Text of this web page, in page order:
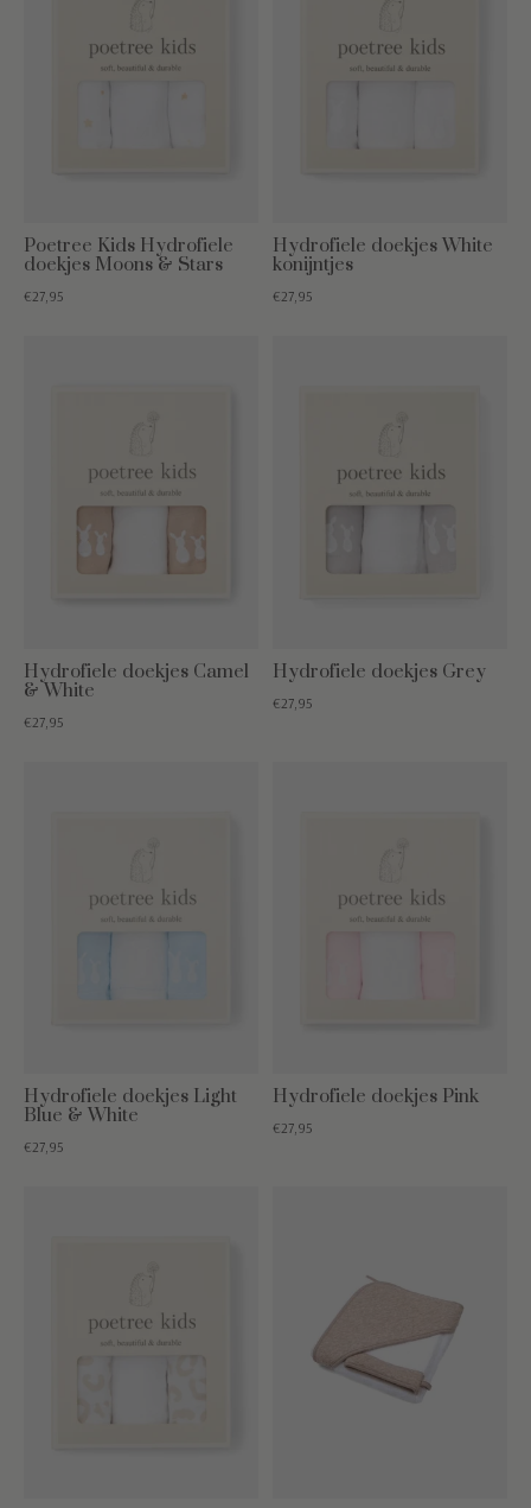
Poetree Kids Hydrofiele
doekjes Moons & Stars
€27,95
Hydrofiele doekjes White
konijntjes
€27,95
Hydrofiele doekjes Camel
& White
€27,95
Hydrofiele doekjes Grey
€27,95
Hydrofiele doekjes Light
Blue & White
€27,95
Hydrofiele doekjes Pink
€27,95